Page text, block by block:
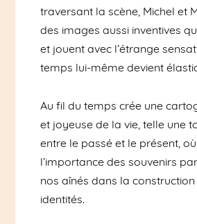
traversant la scène, Michel et
des images aussi inventives
et jouent avec l’étrange
temps lui-même devient
Au fil du temps crée une
et joyeuse de la vie, telle une
entre le passé et le présent,
l’importance des souvenirs
nos aînés dans la
identités.